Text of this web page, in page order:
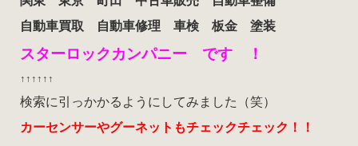
自動車買取 自動車修理 車検 板金 塗装
スターロックカンパニー です ！
↑↑ ↑↑ ↑↑
検索に引っかかるようにしてみました（笑）
カーセンサーやグーネットもチェックチェック！！